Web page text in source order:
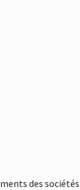
des sociétés